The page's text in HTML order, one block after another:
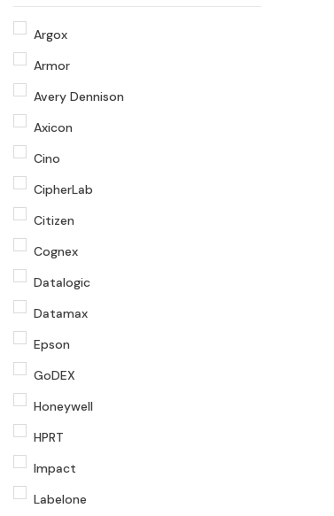
Argox
Armor
Avery Dennison
Axicon
Cino
CipherLab
Citizen
Cognex
Datalogic
Datamax
Epson
GoDEX
Honeywell
HPRT
Impact
Labelone